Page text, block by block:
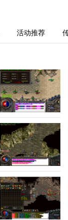
活动推荐